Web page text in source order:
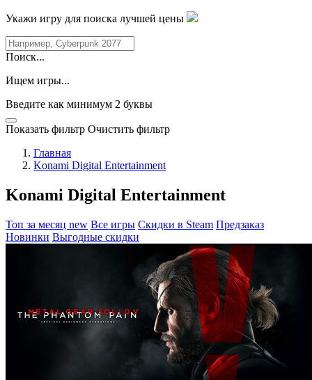
Укажи игру для поиска лучшей цены
Поиск...
Ищем игры...
Введите как минимум 2 буквы
Показать фильтр Очистить фильтр
Главная
Konami Digital Entertainment
Konami Digital Entertainment
Топ за месяц new Все игры Скидки в Steam Предзаказ
Новинки Выгодные скидки